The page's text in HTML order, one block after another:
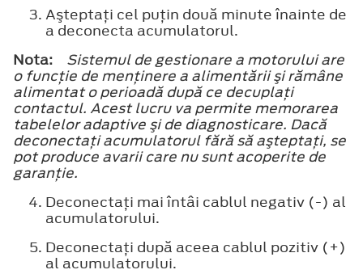
Aşteptaţi cel puţin două minute înainte de
a deconecta acumulatorul.
Nota:
Sistemul de gestionare a motorului are
o funcţie de menţinere a alimentării şi rămâne
alimentat o perioadă după ce decuplaţi
contactul. Acest lucru va permite memorarea
tabelelor adaptive şi de diagnosticare. Dacă
deconectaţi acumulatorul fără să aşteptaţi, se
pot produce avarii care nu sunt acoperite de
garanţie.
Deconectaţi mai întâi cablul negativ (-) al
acumulatorului.
Deconectaţi după aceea cablul pozitiv (+)
al acumulatorului.